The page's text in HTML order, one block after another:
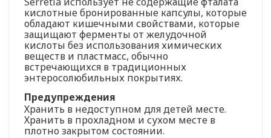
кислотные бронированные капсулы, которые
обладают кишечными свойствами, которые
защищают ферменты от желудочной
кислоты без использования химических
веществ и пластмасс, обычно
встречающихся в традиционных
энтеросолюбильных покрытиях.
Предупреждения
Хранить в недоступном для детей месте.
Хранить в прохладном и сухом месте в
плотно закрытом состоянии.